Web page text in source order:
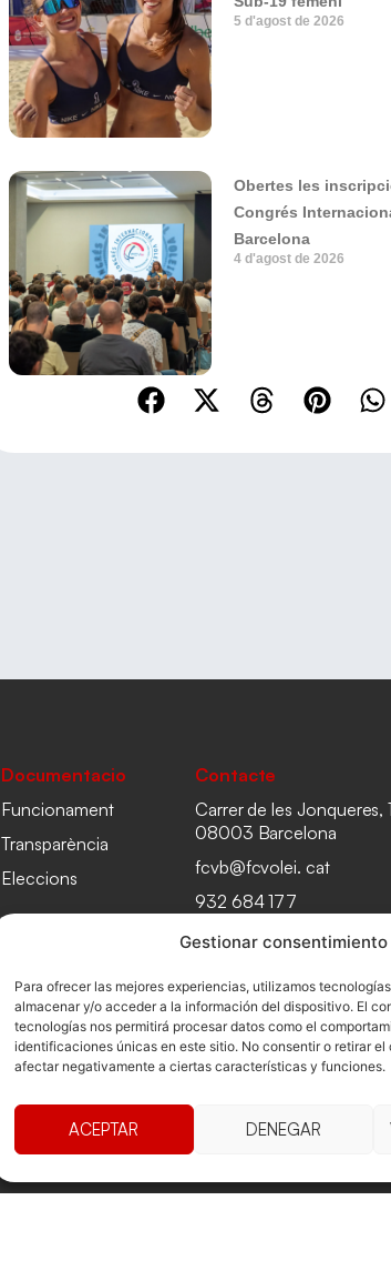
Gestionar consentimiento
Para ofrecer las mejores experiencias, utilizamos
almacenar y/o acceder a la información del dispositivo. El
tecnologías nos permitirá procesar datos como el
identificaciones únicas en este sitio. No consentir o retirar el
afectar negativamente a ciertas características y funciones.
ACEPTAR DENEGAR
5 d'agost de 2026
Obertes les
Congrés
Barcelona
4 d'agost de 2026
Documentacio
Funcionament
Transparència
Eleccions
Contacte
Carrer de les Jonqueres,
08003 Barcelona
fcvb@fcvolei. cat
932 684 177